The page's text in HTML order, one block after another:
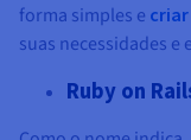
forma simples e
suas necessidades e
Ruby on